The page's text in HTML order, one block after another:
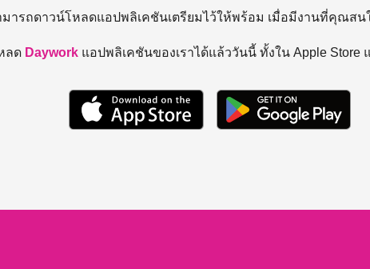
ารถดาวน์โหลดแอปพลิเคชันเตรียมไว้ให้พร้อม เมื่อมีงานที่คุณสน
ลด Daywork แอปพลิเคชันของเราได้แล้ววันนี้ ทั้งใน Apple Store